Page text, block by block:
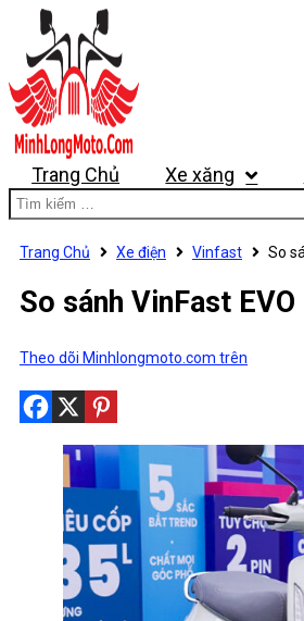
Trang Chủ Xe xăng
Trang Chủ Xe điện Vinfast So
So sánh VinFast
Theo dõi Minhlongmoto.com trên